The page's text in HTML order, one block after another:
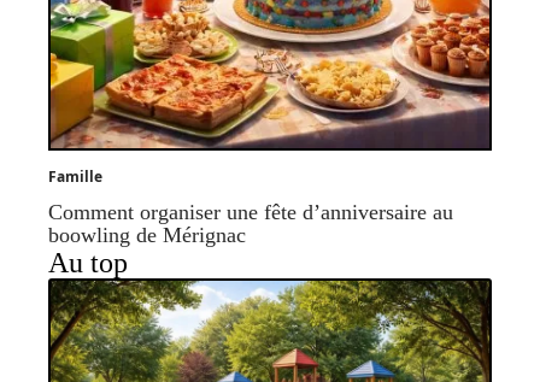
Famille
Comment organiser une fête d’anniversaire au
boowling de Mérignac
Au top